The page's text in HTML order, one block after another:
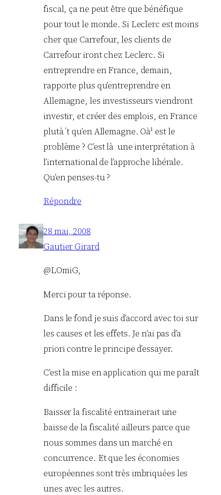
fiscal, ça ne peut être que bénéfique
pour tout le monde. Si Leclerc est moins
cher que Carrefour, les clients de
Carrefour iront chez Leclerc. Si
entreprendre en France, demain,
rapporte plus qu’entreprendre en
Allemagne, les investisseurs viendront
investir, et créer des emplois, en France
plutà´t qu’en Allemagne. Oà¹ est le
problème ? C’est là une interprétation à
l’international de l’approche libérale.
Qu’en penses-tu ?
Répondre
28 mai, 2008
Gautier Girard
@LOmiG,
Merci pour ta réponse.
Dans le fond je suis d’accord avec toi sur
les causes et les effets. Je n’ai pas d’a
priori contre le principe d’essayer.
C’est la mise en application qui me paraît
difficile :
Baisser la fiscalité entrainerait une
baisse de la fiscalité ailleurs parce que
nous sommes dans un marché en
concurrence. Et que les économies
européennes sont très imbriquées les
unes avec les autres.